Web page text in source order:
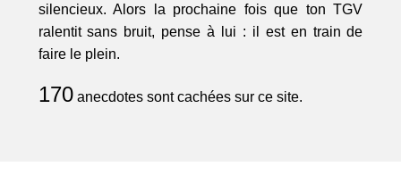
silencieux. Alors la prochaine fois que ton TGV
ralentit sans bruit, pense à lui : il est en train de
faire le plein.
170anecdotes sont cachées sur ce site.